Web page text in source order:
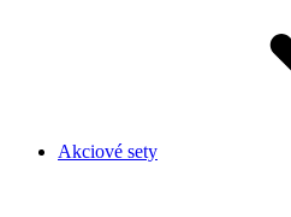
Akciové sety